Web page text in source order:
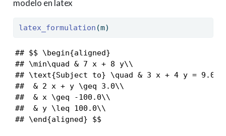
modelo en latex
latex_formulation (m)
## $$ \begin{aligned}
## \min\quad & 7 x + 8 y\\
## \text{Subject to} \quad & 3 x + 4 y = 9.0\\
##  & 2 x + y \geq 3.0\\
##  & x \geq -100.0\\
##  & y \leq 100.0\\
## \end{aligned} $$